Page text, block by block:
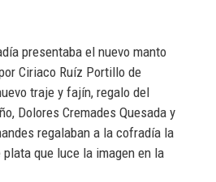
presentaba el nuevo manto
Ciriaco Ruíz Portillo de
traje y fajín, regalo del
Dolores Cremades Quesada y
regalaban a la cofradía la
que luce la imagen en la